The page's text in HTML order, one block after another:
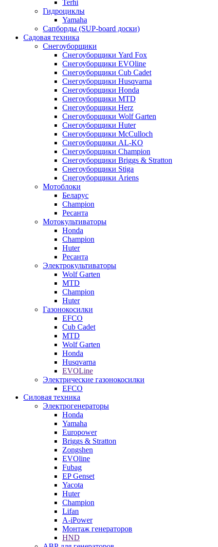
Terhi
Гидроциклы
Yamaha
Сапборды (SUP-board доски)
Садовая техника
Снегоуборщики
Снегоуборщики Yard Fox
Снегоуборщики EVOline
Снегоуборщики Cub Cadet
Снегоуборщики Husqvarna
Снегоуборщики Honda
Снегоуборщики MTD
Снегоуборщики Herz
Снегоуборщики Wolf Garten
Снегоуборщики Huter
Снегоуборщики McCulloch
Снегоуборщики AL-KO
Снегоуборщики Champion
Снегоуборщики Briggs & Stratton
Снегоуборщики Stiga
Снегоуборщики Ariens
Мотоблоки
Беларус
Champion
Ресанта
Мотокультиваторы
Honda
Champion
Huter
Ресанта
Электрокультиваторы
Wolf Garten
MTD
Champion
Huter
Газонокосилки
EFCO
Cub Cadet
MTD
Wolf Garten
Honda
Husqvarna
EVOLine
Электрические газонокосилки
EFCO
Силовая техника
Электрогенераторы
Honda
Yamaha
Europower
Briggs & Stratton
Zongshen
EVOline
Fubag
EP Genset
Yacota
Huter
Champion
Lifan
A-iPower
Монтаж генераторов
HND